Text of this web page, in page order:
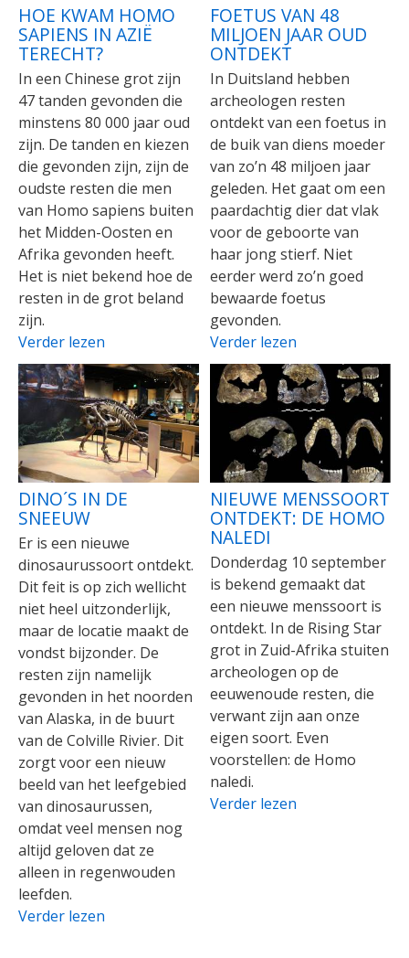
HOE KWAM HOMO
SAPIENS IN AZIË
TERECHT?
In een Chinese grot zijn
47 tanden gevonden die
minstens 80 000 jaar oud
zijn. De tanden en kiezen
die gevonden zijn, zijn de
oudste resten die men
van Homo sapiens buiten
het Midden-Oosten en
Afrika gevonden heeft.
Het is niet bekend hoe de
resten in de grot beland
zijn.
Verder lezen
FOETUS VAN 48
MILJOEN JAAR OUD
ONTDEKT
In Duitsland hebben
archeologen resten
ontdekt van een foetus in
de buik van diens moeder
van zo’n 48 miljoen jaar
geleden. Het gaat om een
paardachtig dier dat vlak
voor de geboorte van
haar jong stierf. Niet
eerder werd zo’n goed
bewaarde foetus
gevonden.
Verder lezen
DINO´S IN DE
SNEEUW
Er is een nieuwe
dinosaurussoort ontdekt.
Dit feit is op zich wellicht
niet heel uitzonderlijk,
maar de locatie maakt de
vondst bijzonder. De
resten zijn namelijk
gevonden in het noorden
van Alaska, in de buurt
van de Colville Rivier. Dit
zorgt voor een nieuw
beeld van het leefgebied
van dinosaurussen,
omdat veel mensen nog
altijd geloven dat ze
alleen in regenwouden
leefden.
Verder lezen
NIEUWE MENSSOORT
ONTDEKT: DE HOMO
NALEDI
Donderdag 10 september
is bekend gemaakt dat
een nieuwe menssoort is
ontdekt. In de Rising Star
grot in Zuid-Afrika stuiten
archeologen op de
eeuwenoude resten, die
verwant zijn aan onze
eigen soort. Even
voorstellen: de Homo
naledi.
Verder lezen